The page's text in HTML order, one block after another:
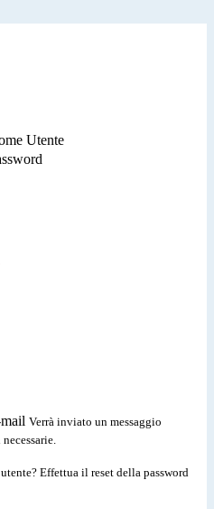
Utente
Verrà inviato un messaggio
Effettua il reset della password